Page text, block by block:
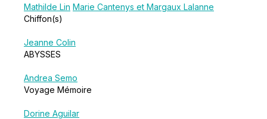
Mathilde Lin Marie Cantenys et Margaux Lalanne
Chiffon(s)
Jeanne Colin
ABYSSES
Andrea Semo
Voyage Mémoire
Dorine Aguilar